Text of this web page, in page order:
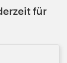
für